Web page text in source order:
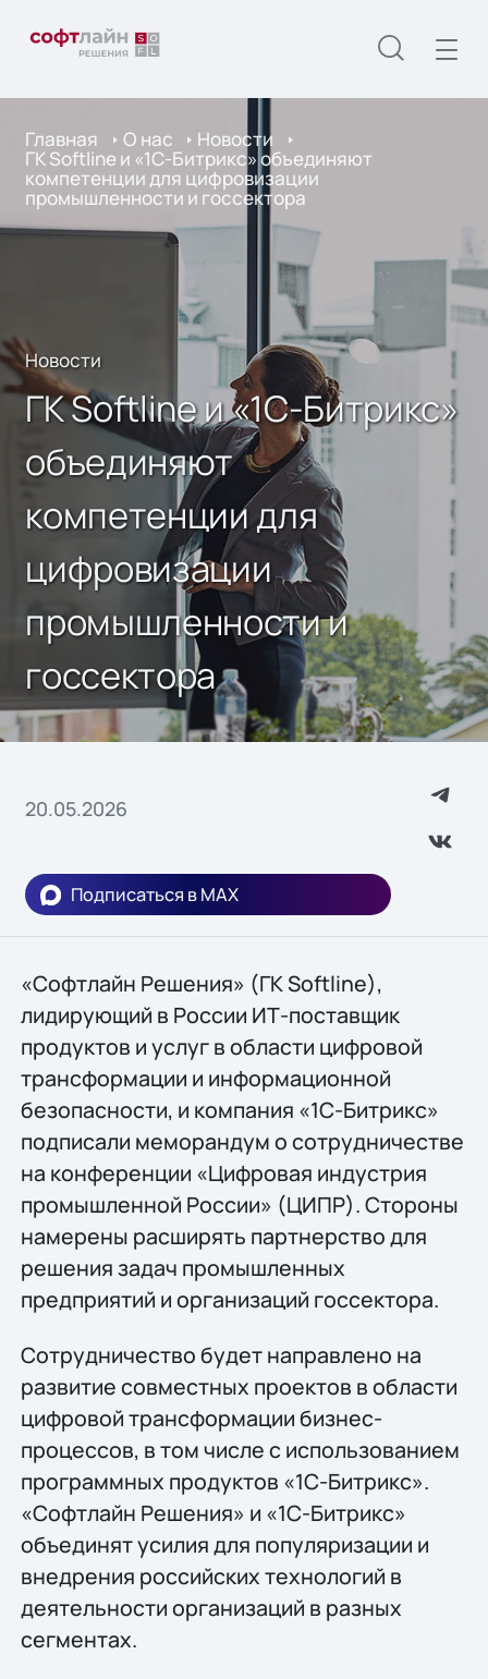
Главная О нас Новости
ГК Softline и «1С-Битрикс» объединяют
компетенции для цифровизации
промышленности и госсектора
Новости
ГК Softline и «1С-Битрикс»
объединяют
компетенции для
цифровизации
промышленности и
госсектора
20.05.2026
Подписаться в MAX
«Софтлайн Решения» (ГК Softline),
лидирующий в России ИТ-поставщик
продуктов и услуг в области цифровой
трансформации и информационной
безопасности, и компания «1С-Битрикс»
подписали меморандум о сотрудничестве
на конференции «Цифровая индустрия
промышленной России» (ЦИПР). Стороны
намерены расширять партнерство для
решения задач промышленных
предприятий и организаций госсектора.
Сотрудничество будет направлено на
развитие совместных проектов в области
цифровой трансформации бизнес-
процессов, в том числе с использованием
программных продуктов «1С-Битрикс».
«Софтлайн Решения» и «1С-Битрикс»
объединят усилия для популяризации и
внедрения российских технологий в
деятельности организаций в разных
сегментах.